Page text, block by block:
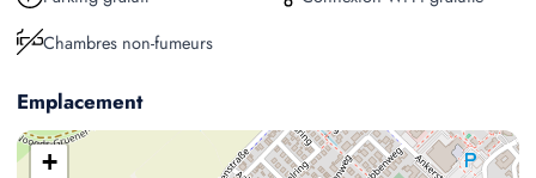
Chambres non-fumeurs
Emplacement
+